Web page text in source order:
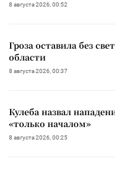
8 августа 2026, 00:52
Гроза оставила без
области
8 августа 2026, 00:37
Кулеба назвал
«только началом»
8 августа 2026, 00:25